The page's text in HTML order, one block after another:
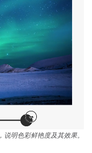
明色彩鲜艳度及其效果。